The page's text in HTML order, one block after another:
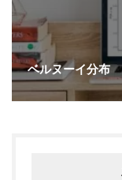
ベルヌーイ分布